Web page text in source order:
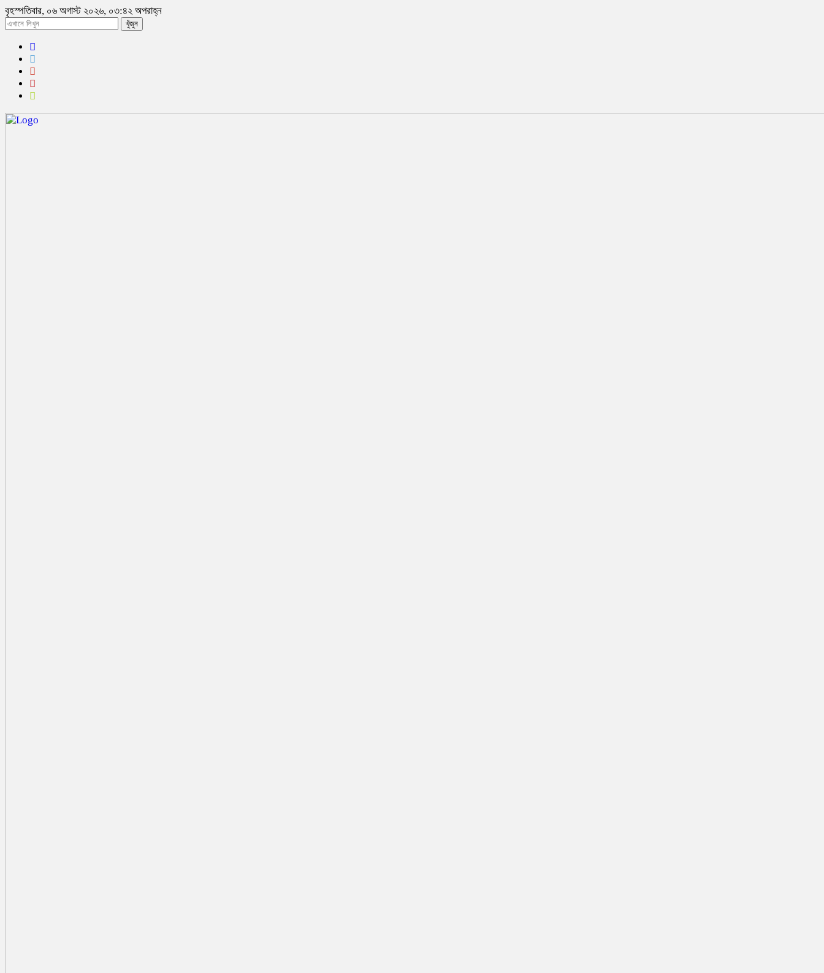
বৃহস্পতিবার, ০৬ অগাস্ট ২০২৬, ০৩:৪২ অপরাহ্ন
খুঁজুন